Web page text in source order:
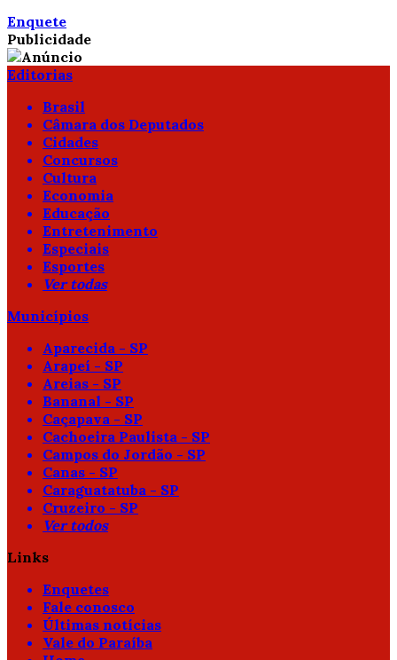
Enquete
Publicidade
Editorias
Brasil
Câmara dos Deputados
Cidades
Concursos
Cultura
Economia
Educação
Entretenimento
Especiais
Esportes
Ver todas
Municípios
Aparecida - SP
Arapeí - SP
Areias - SP
Bananal - SP
Caçapava - SP
Cachoeira Paulista - SP
Campos do Jordão - SP
Canas - SP
Caraguatatuba - SP
Cruzeiro - SP
Ver todos
Links
Enquetes
Fale conosco
Últimas notícias
Vale do Paraíba